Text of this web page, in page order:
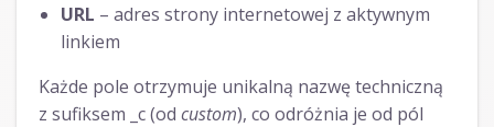
URL – adres strony internetowej z aktywnym
linkiem
Każde pole otrzymuje unikalną nazwę techniczną
z sufiksem _c (od custom), co odróżnia je od pól